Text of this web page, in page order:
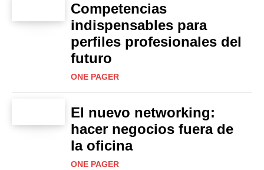
Competencias
indispensables para
perfiles profesionales del
futuro
ONE PAGER
El nuevo networking:
hacer negocios fuera de
la oficina
ONE PAGER